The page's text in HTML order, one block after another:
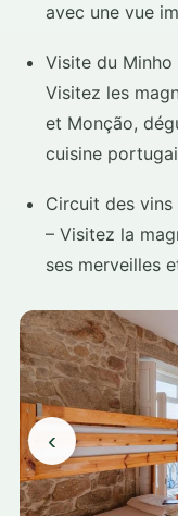
avec une vue
Visite du
Visitez les
et Monção,
cuisine
Circuit des vins
– Visitez la
ses merveilles
‹